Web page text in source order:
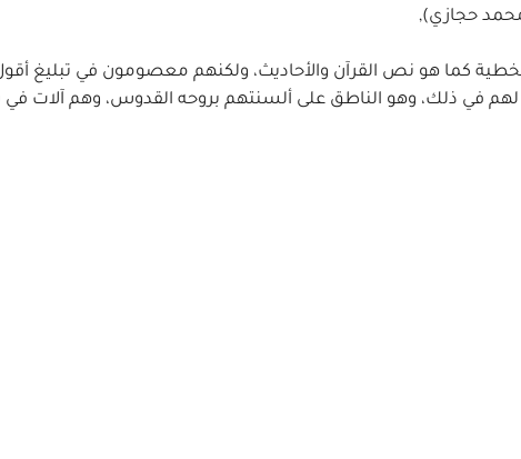
محمد حجازي),
كما هو نص القرآن والأحاديث، ولكنهم معصومون في تبليغ أقول
لهم في ذلك، وهو الناطق على ألسنتهم بروحه القدوس، وهم آلات في